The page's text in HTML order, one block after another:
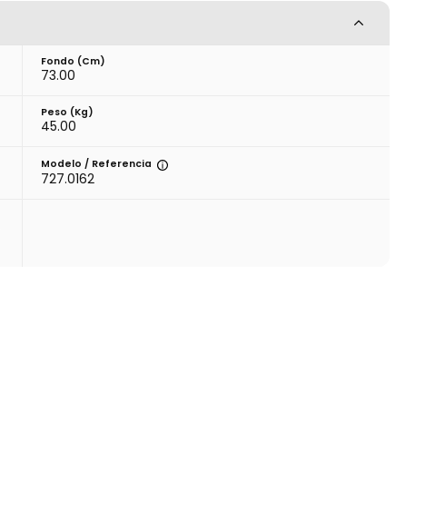
Fondo (cm)
73.00
Peso (kg)
45.00
Modelo / Referencia
727.0162